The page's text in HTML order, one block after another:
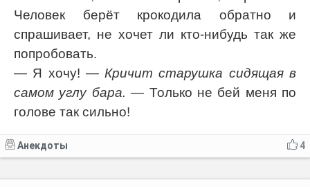
Человек берёт крокодила обратно и
спрашивает, не хочет ли кто-нибудь так же
попробовать.
— Я хочу! — Кричит старушка сидящая в
самом углу бара. — Только не бей меня по
голове так сильно!
4
Анекдоты